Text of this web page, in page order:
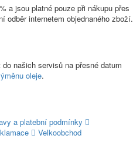
a jsou platné pouze při nákupu přes
odběr internetem objednaného zboží.
našich servisů na přesné datum
oleje.
a platební podmínky
Velkoobchod